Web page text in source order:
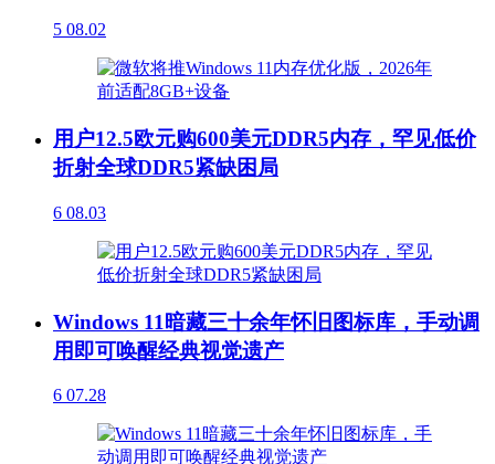
5 08.02
用户12.5欧元购600美元DDR5内存，罕见低价
折射全球DDR5紧缺困局
6 08.03
Windows 11暗藏三十余年怀旧图标库，手动调
用即可唤醒经典视觉遗产
6 07.28